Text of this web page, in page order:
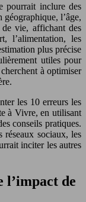
pourrait inclure des
géographique, l’âge,
vie, affichant des
l’alimentation, les
plus précise
utiles pour
à optimiser
les 10 erreurs les
à Vivre, en utilisant
conseils pratiques.
réseaux sociaux, les
inciter les autres
de